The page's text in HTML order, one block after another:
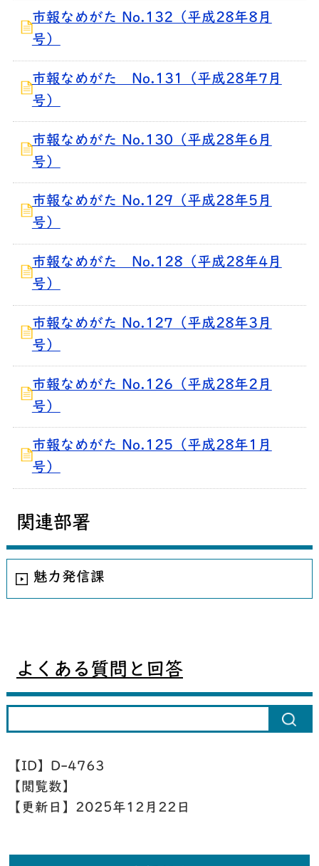
市報なめがた No.132（平成28年8月
号）
市報なめがた No.131（平成28年7月
号）
市報なめがた No.130（平成28年6月
号）
市報なめがた No.129（平成28年5月
号）
市報なめがた No.128（平成28年4月
号）
市報なめがた No.127（平成28年3月
号）
市報なめがた No.126（平成28年2月
号）
市報なめがた No.125（平成28年1月
号）
関連部署
魅力発信課
よくある質問と回答
【ID】 D-4763
【閲覧数】
【更新日】 2025年12月22日